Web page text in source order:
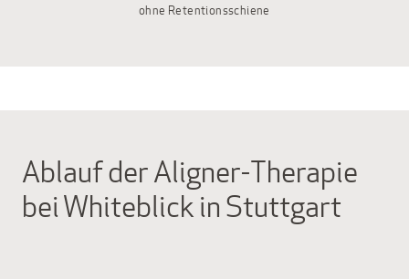
ohne Retentionsschiene
Ablauf der Aligner-Therapie
bei Whiteblick in Stuttgart